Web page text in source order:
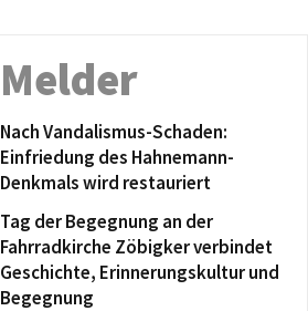
Melder
Nach Vandalismus-Schaden:
Einfriedung des Hahnemann-
Denkmals wird restauriert
Tag der Begegnung an der
Fahrradkirche Zöbigker verbindet
Geschichte, Erinnerungskultur und
Begegnung